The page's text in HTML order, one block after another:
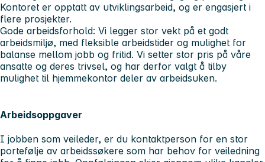
Kontoret er opptatt av utviklingsarbeid, og er engasjert i
flere prosjekter.
Gode arbeidsforhold: Vi legger stor vekt på et godt
arbeidsmiljø, med fleksible arbeidstider og mulighet for
balanse mellom jobb og fritid. Vi setter stor pris på våre
ansatte og deres trivsel, og har derfor valgt å tilby
mulighet til hjemmekontor deler av arbeidsuken.
Arbeidsoppgaver
I jobben som veileder, er du kontaktperson for en stor
portefølje av arbeidssøkere som har behov for veiledning